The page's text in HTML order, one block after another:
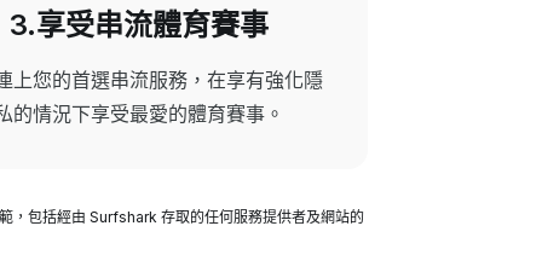
3.享受串流體育賽事
上您的首選串流服務，在享有強化隱
的情況下享受最愛的體育賽事。
，包括經由 Surfshark 存取的任何服務提供者及網站的